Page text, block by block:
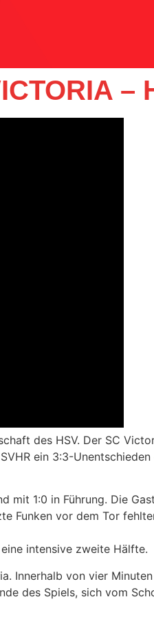
–
des HSV. Der SC
ein 3:3-
mit 1:0 in Führung. Die
Funken vor dem Tor
intensive zweite Hälfte.
Innerhalb von vier
des Spiels, sich vom